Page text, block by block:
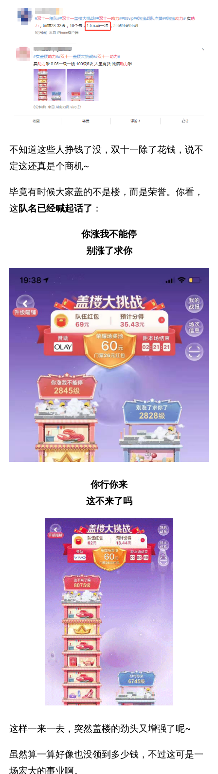
不知道这些人挣钱了没，双十一除了花钱，说不
定这还真是个商机~
毕竟有时候大家盖的不是楼，而是荣誉。你看，
这队名已经喊起话了 ：
你涨我不能停
别涨了求你
你行你来
这不来了吗
这样一来一去，突然盖楼的劲头又增强了呢~
虽然算一算好像也没领到多少钱，不过这可是一
场宏大的事业啊。